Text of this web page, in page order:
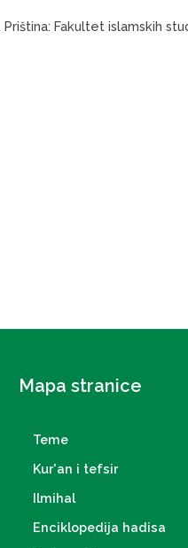
Priština: Fakultet islamskih
Mapa stranice
Teme
Kur'an i tefsir
Ilmihal
Enciklopedija hadisa